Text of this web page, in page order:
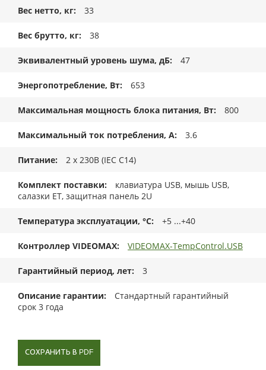
Вес нетто, кг 33
Вес брутто, кг 38
Эквивалентный уровень шума, дБ 47
Энергопотребление, Вт 653
Максимальная мощность блока питания, Вт 800
Максимальный ток потребления, А 3.6
Питание 2 x 230В (IEC C14)
Комплект поставки
клавиатура USB, мышь USB,
салазки ET, защитная панель 2U
Температура эксплуатации, °C +5 ...+40
Контроллер VIDEOMAX VIDEOMAX-TempControl.USB
Гарантийный период, лет 3
Описание гарантии
Стандартный гарантийный
срок 3 года
СОХРАНИТЬ В PDF